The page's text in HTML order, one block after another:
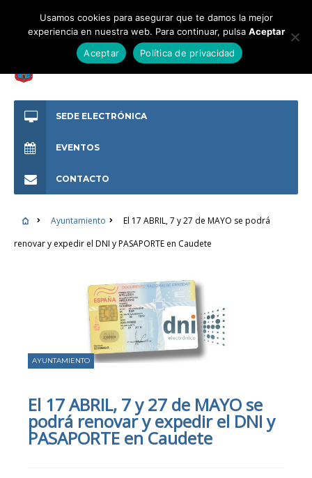
SEDE ELECTRÓNICA
EVENTOS
CONTACTO
Ayuntamiento
El 17 ABRIL, 7 y 27 de MAYO se podrá
renovar y expedir el DNI y PASAPORTE en Caudete
AYUNTAMIENTO
El 17 ABRIL, 7 y 27 de MAYO se
podrá renovar y expedir el DNI y
PASAPORTE en Caudete
Usamos cookies para asegurar que te damos la mejor
experiencia en nuestra web. Para continuar, pulsa Aceptar
Aceptar
Política de privacidad